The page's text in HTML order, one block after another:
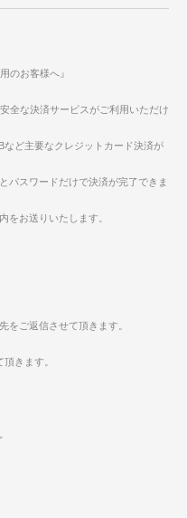
のお客様へ』
全な決済サービスがご利用いただけ
ど主要なクレジットカード決済が
パスワードだけで決済が完了できま
をお送りいたします。
をご返信させて頂きます。
きます。